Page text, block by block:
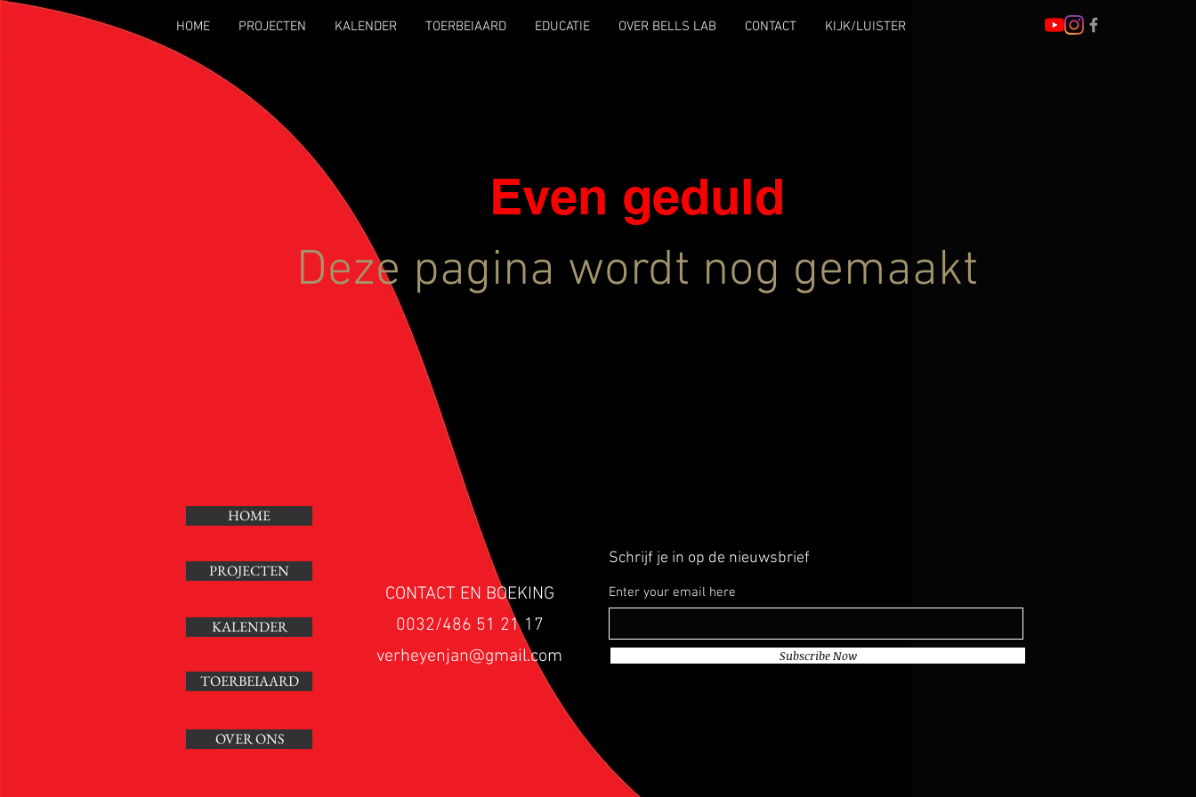
HOME PROJECTEN KALENDER TOERBEIAARD EDUCATIE OVER BELLS LAB CONTACT KIJK/LUISTER
Even geduld
Deze pagina wordt nog gemaakt
HOME
PROJECTEN
KALENDER
TOERBEIAARD
CONTACT EN BOEKING
0032/486 51 21 17
verheyenjan@gmail.com
Schrijf je in op de nieuwsbrief
Enter your email here
Subscribe Now
OVER ONS